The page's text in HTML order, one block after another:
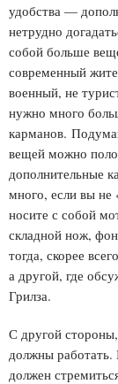
удобства —
нетрудно
собой больше
современный
военный, не
нужно много
карманов.
вещей можно
дополнительные
много, если вы
носите с собой
складной нож,
тогда, скорее
а другой, где
Грилза.
С другой
должны работать.
должен